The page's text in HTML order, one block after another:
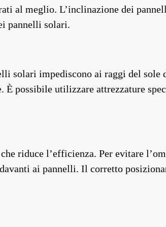
al meglio. L’inclinazione dei
pannelli solari.
solari impediscono ai raggi del
È possibile utilizzare attrezzature
riduce l’efficienza. Per evitare
ai pannelli. Il corretto